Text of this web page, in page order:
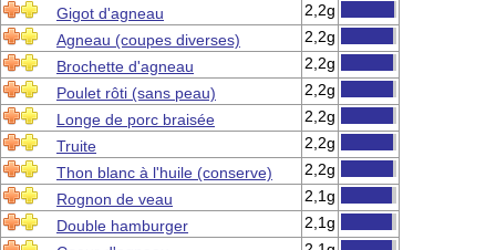
Gigot d'agneau
2,2g
Agneau (coupes diverses)
2,2g
Brochette d'agneau
2,2g
Poulet rôti (sans peau)
2,2g
Longe de porc braisée
2,2g
Truite
2,2g
Thon blanc à l'huile (conserve)
2,2g
Rognon de veau
2,1g
Double hamburger
2,1g